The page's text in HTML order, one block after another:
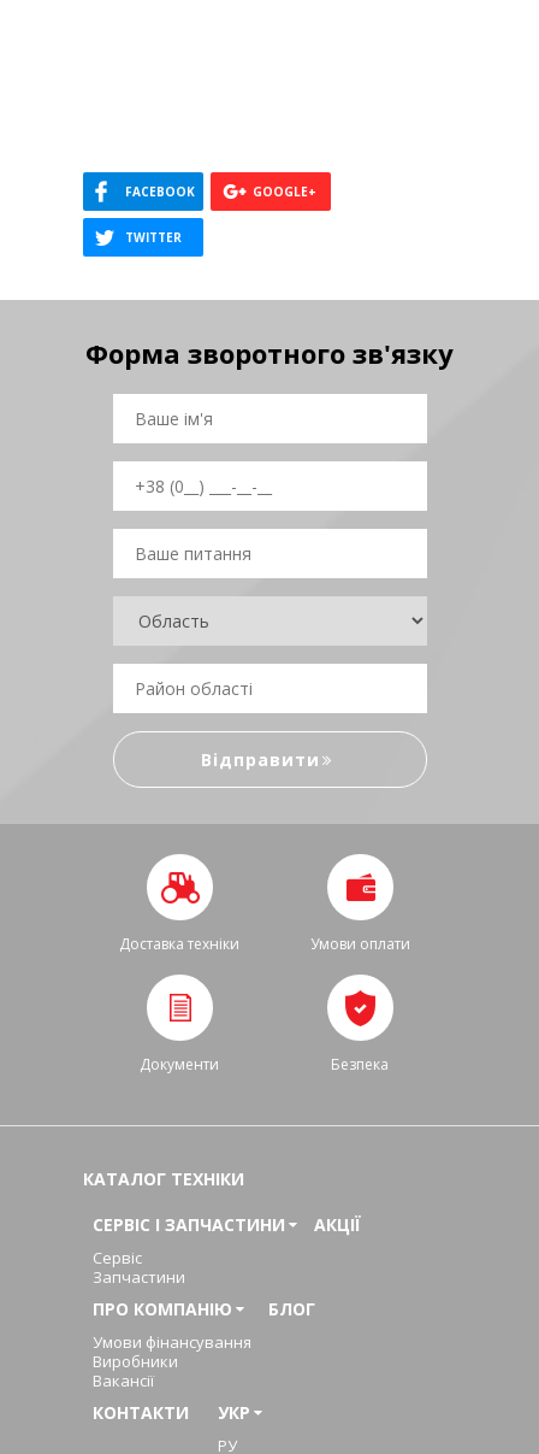
Форма зворотного зв'язку
Доставка техніки Умови оплати
Документи Безпека
КАТАЛОГ ТЕХНІКИ
СЕРВІС І ЗАПЧАСТИНИ
Сервіс
Запчастини
АКЦІЇ
ПРО КОМПАНІЮ
Умови фінансування
Виробники
Вакансії
БЛОГ
КОНТАКТИ УКР
РУ